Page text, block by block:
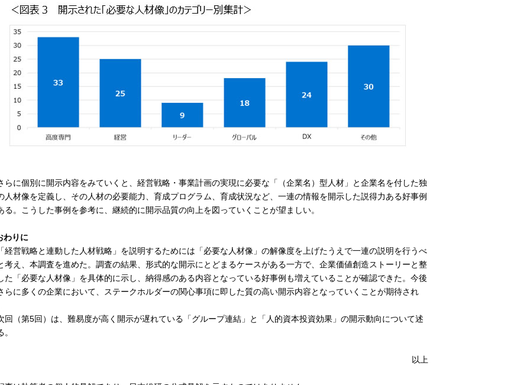
に個別に開示内容をみていくと、経営戦略・事業計画の実現に必要な「（企業名）型人材」と企業名を付した独
人材像を定義し、その人材の必要能力、育成プログラム、育成状況など、一連の情報を開示した説得力ある好事例
る。こうした事例を参考に、継続的に開示品質の向上を図っていくことが望ましい。
わりに
営戦略と連動した人材戦略」を説明するためには「必要な人材像」の解像度を上げたうえで一連の説明を行うべ
考え、本調査を進めた。調査の結果、形式的な開示にとどまるケースがある一方で、企業価値創造ストーリーと整
た「必要な人材像」を具体的に示し、納得感のある内容となっている好事例も増えていることが確認できた。今後
らに多くの企業において、ステークホルダーの関心事項に即した質の高い開示内容となっていくことが期待され
（第5回）は、難易度が高く開示が遅れている「グループ連結」と「人的資本投資効果」の開示動向について述
。
以上